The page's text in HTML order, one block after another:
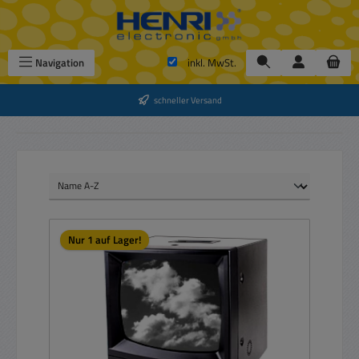
Zum Hauptinhalt springen
Navigation inkl. MwSt.
schneller Versand
Nur 1 auf Lager!